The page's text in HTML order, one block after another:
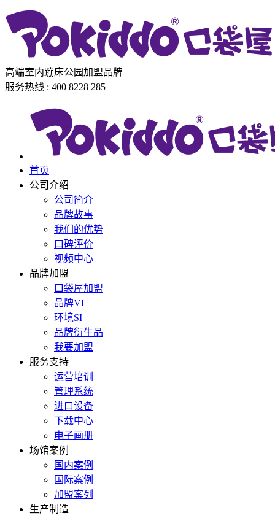
高端室内蹦床公园加盟品牌
服务热线 : 400 8228 285
首页
公司介绍
公司简介
品牌故事
我们的优势
口碑评价
视频中心
品牌加盟
口袋屋加盟
品牌VI
环境SI
品牌衍生品
我要加盟
服务支持
运营培训
管理系统
进口设备
下载中心
电子画册
场馆案例
国内案例
国际案例
加盟案列
生产制造